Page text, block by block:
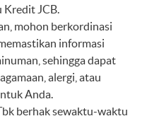
Kredit JCB.
mohon berkordinasi
informasi
sehingga dapat
alergi, atau
Anda.
berhak sewaktu-waktu